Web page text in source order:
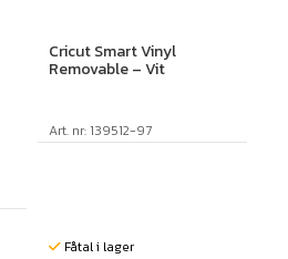
Cricut Smart Vinyl
Removable – Vit
Art. nr: 139512-97
Fåtal i lager